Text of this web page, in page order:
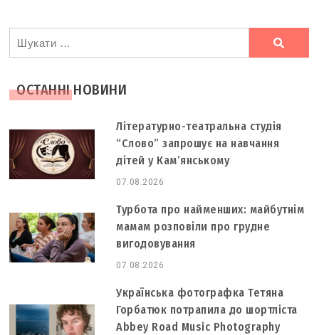
Ви
шукали
ОСТАННІ НОВИНИ
Літературно-театральна студія
“Слово” запрошує на навчання
дітей у Кам’янському
07.08.2026
Турбота про найменших: майбутнім
мамам розповіли про грудне
вигодовування
07.08.2026
Українська фотографка Тетяна
Горбатюк потрапила до шортліста
Abbey Road Music Photography